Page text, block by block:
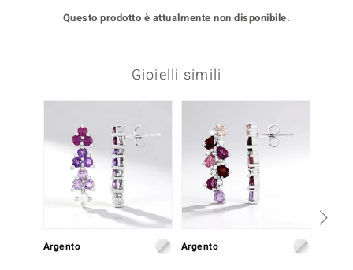
by de Melo
Questo prodotto è attualmente non disponibile.
Gioielli simili
Argento Argento